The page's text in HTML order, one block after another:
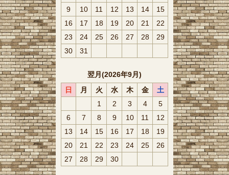
9
10 11 12 13 14
15
16
17 18 19 20 21
22
23
24 25 26 27 28
29
30
31
翌月(2026年9月)
日
月 火 水 木 金
土
1
2 3 4
5
6
7 8 9 10 11
12
13
14 15 16 17 18
19
20
21 22 23 24 25
26
27
28 29 30